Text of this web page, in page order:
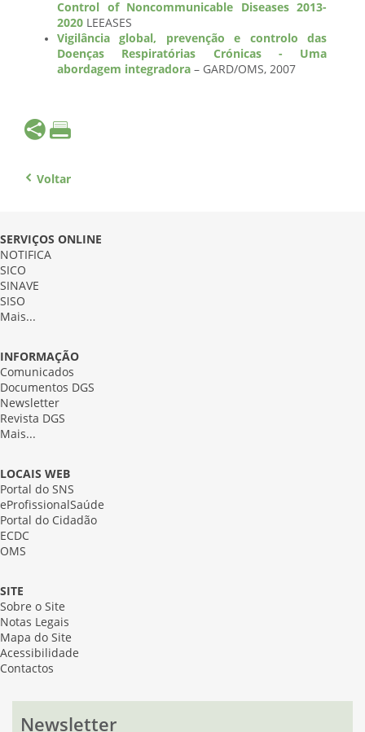
Control of Noncommunicable Diseases 2013-
2020 LEEASES
Vigilância global, prevenção e controlo das
Doenças Respiratórias Crónicas - Uma
abordagem integradora – GARD/OMS, 2007
Voltar
SERVIÇOS ONLINE
NOTIFICA
SICO
SINAVE
SISO
Mais...
INFORMAÇÃO
Comunicados
Documentos DGS
Newsletter
Revista DGS
Mais...
LOCAIS WEB
Portal do SNS
eProfissionalSaúde
Portal do Cidadão
ECDC
OMS
SITE
Sobre o Site
Notas Legais
Mapa do Site
Acessibilidade
Contactos
Newsletter